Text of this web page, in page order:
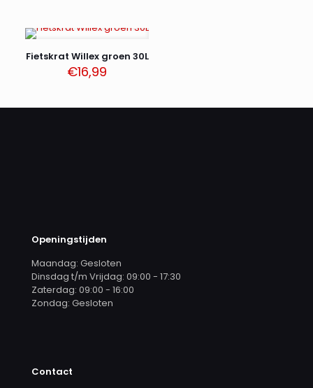
€30,99.€24,99.
Fietskrat Willex groen 30L
€16,99
Openingstijden
Maandag: Gesloten
Dinsdag t/m Vrijdag: 09:00 - 17:30
Zaterdag: 09:00 - 16:00
Zondag: Gesloten
Contact